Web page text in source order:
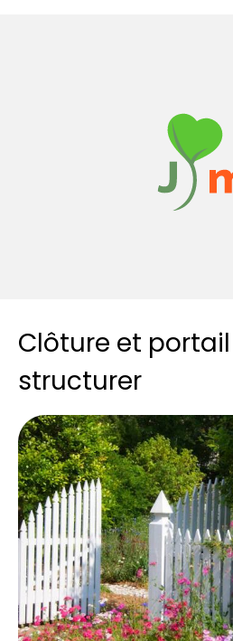
Clôture et
structurer